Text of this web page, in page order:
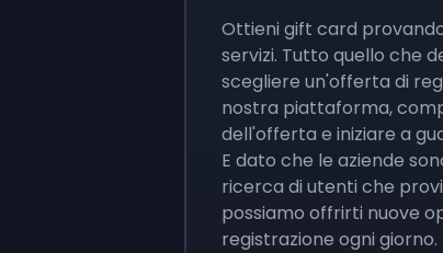
Ottieni gift card
servizi. Tutto quello che
scegliere un'offerta di
nostra piattaforma,
dell'offerta e iniziare a
E dato che le aziende
ricerca di utenti che
possiamo offrirti nuove
registrazione ogni giorno.